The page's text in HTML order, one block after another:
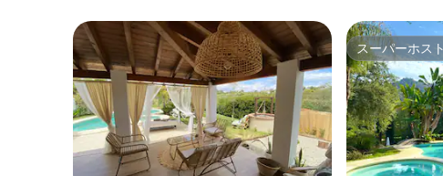
スーパーホスト
スーパーホスト